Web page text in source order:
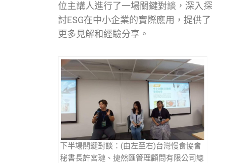
位主講人進行了一場關鍵對談，深入探
討ESG在中小企業的實際應用，提供了
更多見解和經驗分享。
下半場關鍵對談：(由左至右)台灣慢食協會
秘書長許宮璉、捷然匯管理顧問有限公司總